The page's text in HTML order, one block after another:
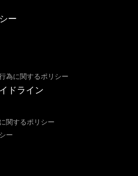
ー
為に関するポリシー
ドライン
関するポリシー
ー